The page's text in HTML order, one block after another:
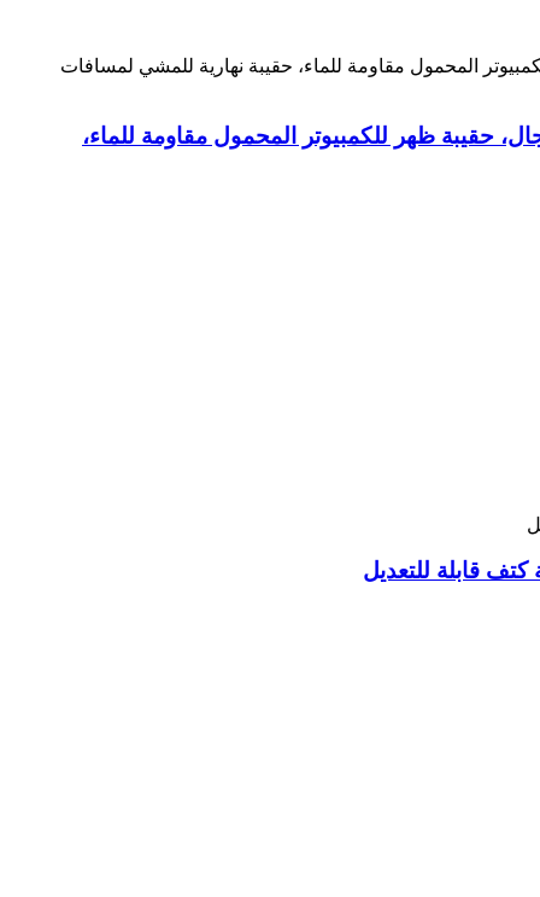
حقيبة ظهر للكمبيوتر المحمول مقاومة للماء،
قابلة للتعديل